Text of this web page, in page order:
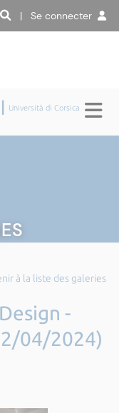
| Se connecter
Università di Corsica
à la liste des galeries
-
04/2024)